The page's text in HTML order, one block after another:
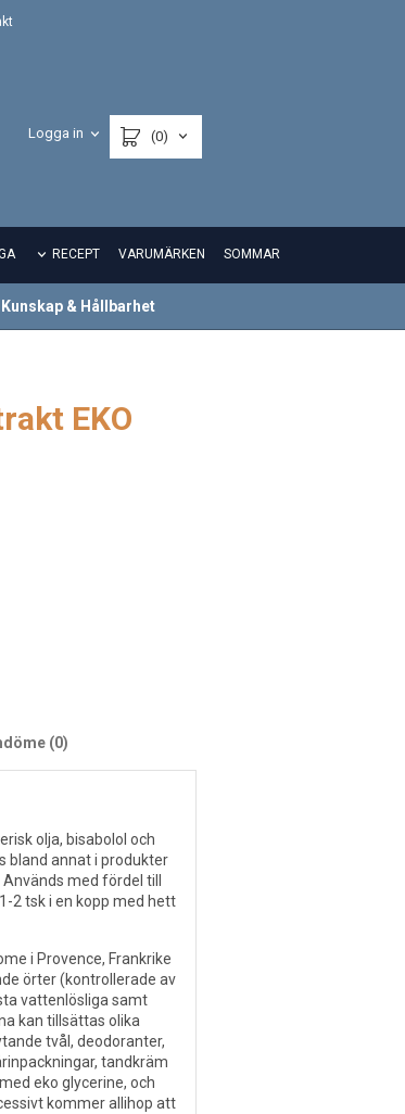
Logga in (0)
RECEPT VARUMÄRKEN SOMMAR
Kunskap & Hållbarhet
EKO
(0)
olja, bisabolol och
bland annat i produkter
med fördel till
2 tsk i en kopp med hett
i Provence, Frankrike
örter (kontrollerade av
vattenlösliga samt
kan tillsättas olika
tvål, deodoranter,
tandkräm
eko glycerine, och
kommer allihop att